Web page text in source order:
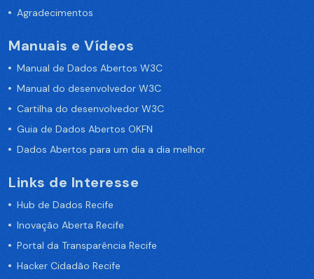
Agradecimentos
Manuais e Vídeos
Manual de Dados Abertos W3C
Manual do desenvolvedor W3C
Cartilha do desenvolvedor W3C
Guia de Dados Abertos OKFN
Dados Abertos para um dia a dia melhor
Links de Interesse
Hub de Dados Recife
Inovação Aberta Recife
Portal da Transparência Recife
Hacker Cidadão Recife